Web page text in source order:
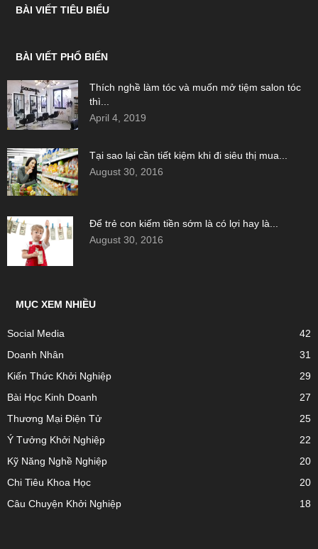
BÀI VIẾT TIÊU BIỂU
BÀI VIẾT PHỔ BIẾN
Thích nghề làm tóc và muốn mở tiệm salon tóc
thì...
April 4, 2019
Tại sao lại cần tiết kiệm khi đi siêu thị mua...
August 30, 2016
Để trẻ con kiếm tiền sớm là có lợi hay là...
August 30, 2016
MỤC XEM NHIỀU
Social Media
42
Doanh Nhân
31
Kiến Thức Khởi Nghiệp
29
Bài Học Kinh Doanh
27
Thương Mại Điện Tử
25
Ý Tưởng Khởi Nghiệp
22
Kỹ Năng Nghề Nghiệp
20
Chi Tiêu Khoa Học
20
Câu Chuyện Khởi Nghiệp
18